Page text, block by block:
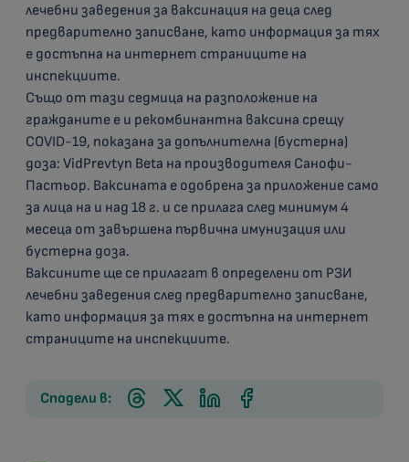
лечебни заведения за ваксинация на деца след
предварително записване, като информация за тях
е достъпна на интернет страниците на
инспекциите.
Също от тази седмица на разположение на
гражданите e и рекомбинантна ваксина срещу
COVID-19, показана за допълнителна (бустерна)
доза: VidPrevtyn Beta на производителя Санофи-
Пастьор. Ваксината е одобрена за приложение само
за лица на и над 18 г. и се прилага след минимум 4
месеца от завършена първична имунизация или
бустерна доза.
Ваксините ще се прилагат в определени от РЗИ
лечебни заведения след предварително записване,
като информация за тях е достъпна на интернет
страниците на инспекциите.
Сподели в: